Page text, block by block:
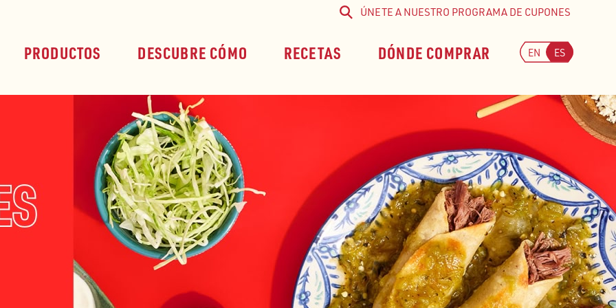
PRODUCTOS DESCUBRE CÓMO RECETAS DÓNDE COMPRAR
BuscarÚNETE A NUESTRO PROGRAMA DE CUPONES
EN ES